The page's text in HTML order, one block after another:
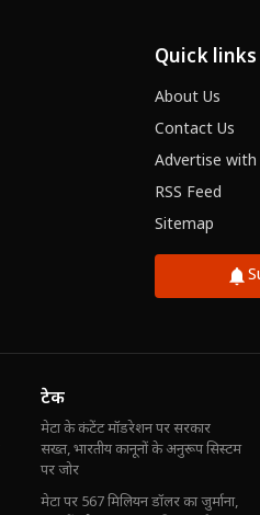
Quick links
About Us
Contact Us
Advertise with
RSS Feed
Sitemap
टेक
मेटा के कंटेंट मॉडरेशन पर सरकार
सख्त, भारतीय कानूनों के अनुरूप सिस्टम
पर जोर
मेटा पर 567 मिलियन डॉलर का जुर्माना,